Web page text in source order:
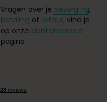
Vragen over je bezorging,
betaling of retour, vind je
op onze klantenservice
pagina